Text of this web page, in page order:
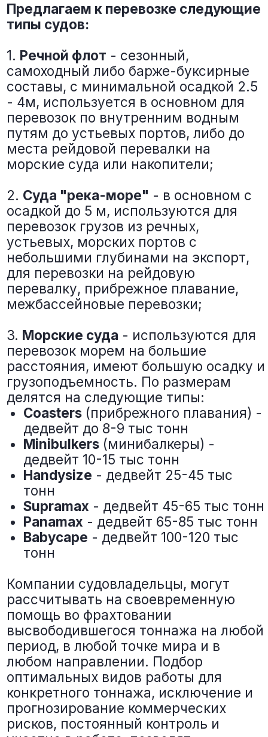
БАЛТИЙСКИЙ БАССЕЙН
АЗОВО-ЧЕРНОМОРСКИЙ
БАССЕЙН
КАСПИЙСКИЙ БАССЕЙН
02
03
ПОРТЫ НА
КАРТЕ
ВСЕ ПОРТЫ
КАСПИЙCКИЙ БАССЕЙН
БАЛТИЙСКИЙ БАССЕЙН
АЗОВО-ЧЕРНОМОРСКИЙ БАССЕЙН